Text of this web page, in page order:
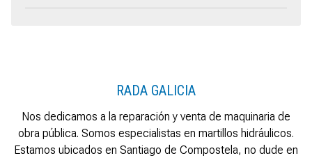
RADA GALICIA
Nos dedicamos a la reparación y venta de maquinaria de
obra pública. Somos especialistas en martillos hidráulicos.
Estamos ubicados en Santiago de Compostela, no dude en